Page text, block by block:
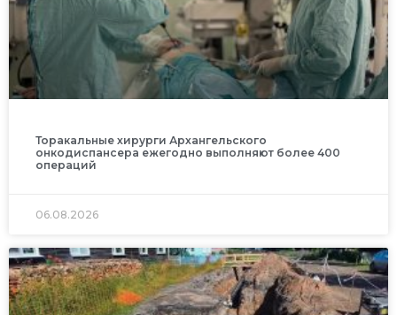
Торакальные хирурги Архангельского
онкодиспансера ежегодно выполняют более 400
операций
06.08.2026